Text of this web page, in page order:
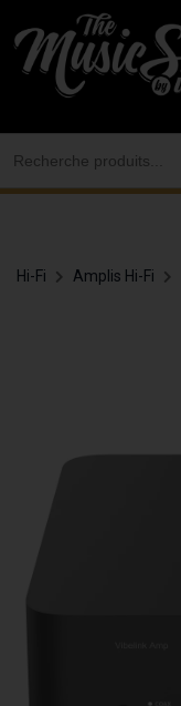
au
contenu
Hi-Fi Amplis Hi-Fi